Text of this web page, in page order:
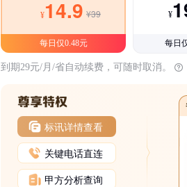
¥14.9 ¥39
每日仅0.48元
¥
每日
到期29元/月/省自动续费，可随时取消。
标讯详情查看
关键电话直连
甲方分析查询